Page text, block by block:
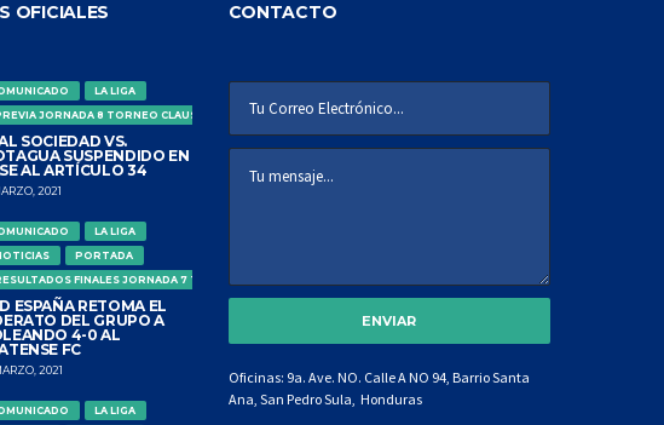
OFICIALES
LA LIGA
JORNADA 8 TORNEO CLAUSURA
SOCIEDAD VS.
SUSPENDIDO EN
AL ARTÍCULO 34
2021
LA LIGA
PORTADA
FINALES JORNADA 7 TORNEO CLAUSURA
ESPAÑA RETOMA EL
DEL GRUPO A
4-0 AL
FC
2021
LA LIGA
CONTACTO
Oficinas: 9a. Ave. NO. Calle A NO 94, Barrio Santa
Ana, San Pedro Sula, Honduras